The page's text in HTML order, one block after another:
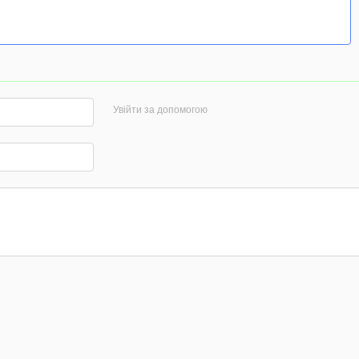
Увійти за допомогою